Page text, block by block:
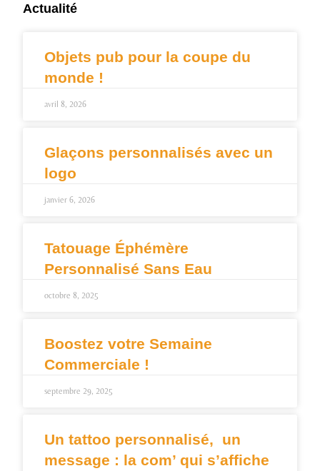
Actualité
Objets pub pour la coupe du
monde !
avril 8, 2026
Glaçons personnalisés avec un
logo
janvier 6, 2026
Tatouage Éphémère
Personnalisé Sans Eau
octobre 8, 2025
Boostez votre Semaine
Commerciale !
septembre 29, 2025
Un tattoo personnalisé, un
message : la com’ qui s’affiche